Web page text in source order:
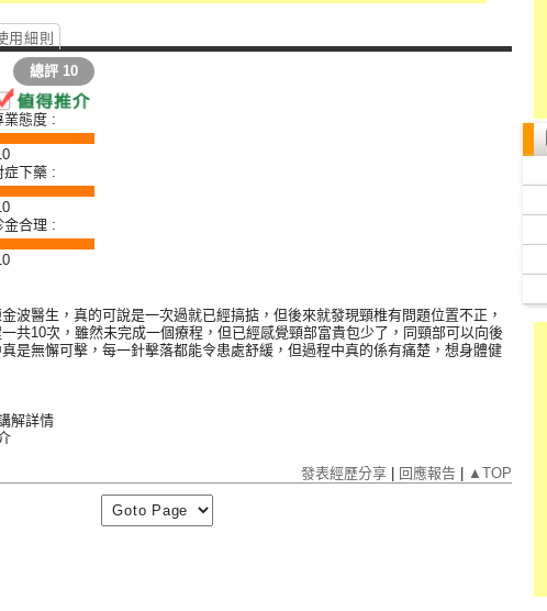
用細則
總評 10
業態度 :
症下藥 :
金合理 :
波醫生，真的可說是一次過就已經搞掂，但後來就發現頸椎有問題位置不正，
共10次，雖然未完成一個療程，但已經感覺頸部富貴包少了，同頸部可以向後
是無懈可擊，每一針擊落都能令患處舒緩，但過程中真的係有痛楚，想身體健
解詳情
發表經歷分享 | 回應報告 | ▲TOP